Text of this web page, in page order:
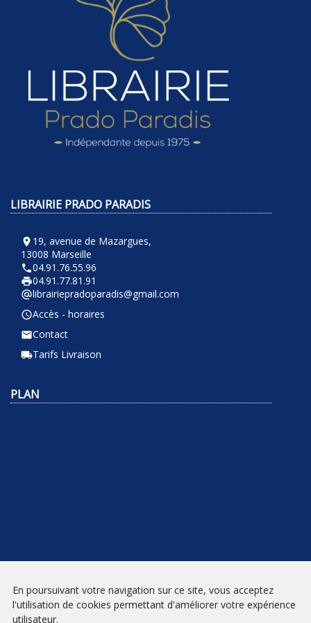
LIBRAIRIE PRADO PARADIS
room 19, avenue de Mazargues,
13008 Marseille
phone04.91.76.55.96
local_printshop04.91.77.81.91
alternate_emaillibrairiepradoparadis@gmail.com
query_builderAccès - horaires
emailContact
local_shippingTarifs Livraison
PLAN
NEWSLETTER
En poursuivant votre navigation sur ce site, vous acceptez
l'utilisation de cookies permettant d'améliorer votre expérience
utilisateur.